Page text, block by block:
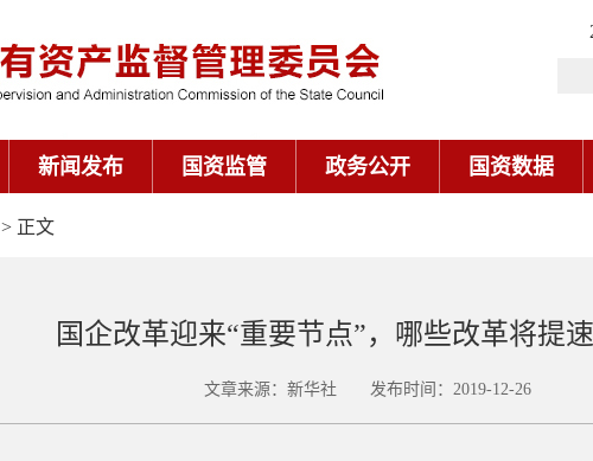
新闻发布 国资监管 政务公开 国资数据
> 正文
国企改革迎来“重要节点”，哪些改革将提速
文章来源：新华社 发布时间：2019-12-26